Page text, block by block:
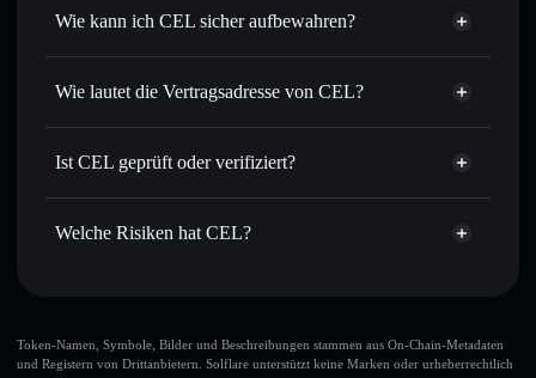
Limit-Orders setzen– automatisiere Trades zu deinem
per Durchschnittskosteneffekt in CEL einsteigen
Privat senden– übertrage CEL, ohne Wallets öffentlich zu
Aggregators
In Echtzeit verfolgen– überwache Kurs, Volumen,
Marktkapitalisierung und Liquidität von CEL
Wie kann ich CEL sicher aufbewahren?
CEL
nicht
Wie lautet die Vertragsadresse von CEL?
CEL
Ist CEL geprüft oder verifiziert?
CEL derzeit nicht verifiziert
Welche Risiken hat CEL?
großer Teil der
Liquidität ist freigeschaltet
CEL
Token-Namen, Symbole, Bilder und Beschreibungen stammen aus On-Chain-Metadaten
und Registern von Drittanbietern. Solflare unterstützt keine Marken oder urheberrechtlich